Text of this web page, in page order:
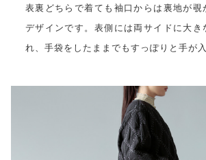
表裏どちらで着ても袖口からは裏地が覗
デザインです。表側には両サイドに大き
れ、手袋をしたままでもすっぽりと手が